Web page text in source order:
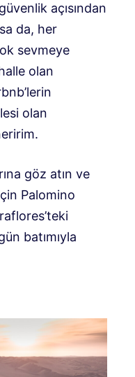
açısından
da, her
sevmeye
olan
olan
göz atın ve
Palomino
batımıyla